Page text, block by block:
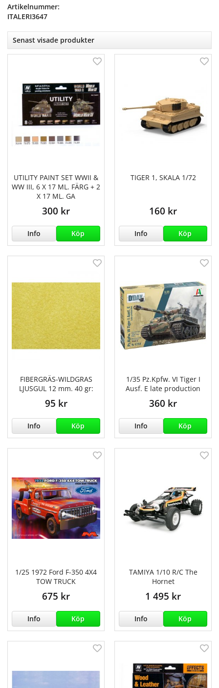
Artikelnummer:
ITALERI3647
Senast visade produkter
UTILITY PAINT SET WWII &
WW III, 6 X 17 ML. FÄRG + 2
X 17 ML. GA
300 kr
Info Köp
TIGER 1, SKALA 1/72
160 kr
Info Köp
FIBERGRÄS-WILDGRAS
LJUSGUL 12 mm. 40 gr:
95 kr
Info Köp
1/35 Pz.Kpfw. VI Tiger I
Ausf. E late production
360 kr
Info Köp
1/25 1972 Ford F-350 4X4
TOW TRUCK
675 kr
Info Köp
TAMIYA 1/10 R/C The
Hornet
1 495 kr
Info Köp